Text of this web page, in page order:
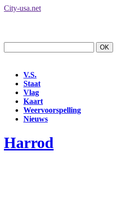
City-usa.net
V.S.
Staat
Vlag
Kaart
Weervoorspelling
Nieuws
Harrod